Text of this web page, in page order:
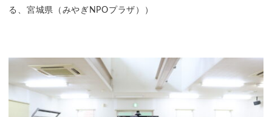
る、宮城県（みやぎNPOプラザ））